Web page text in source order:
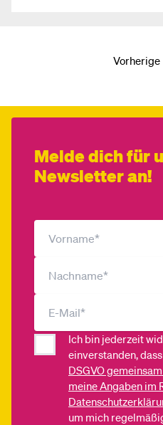
Vorherige
Melde dich für
Newsletter an!
Ich bin jederzeit
einverstanden, dass
DSGVO
meine Angaben im
um mich